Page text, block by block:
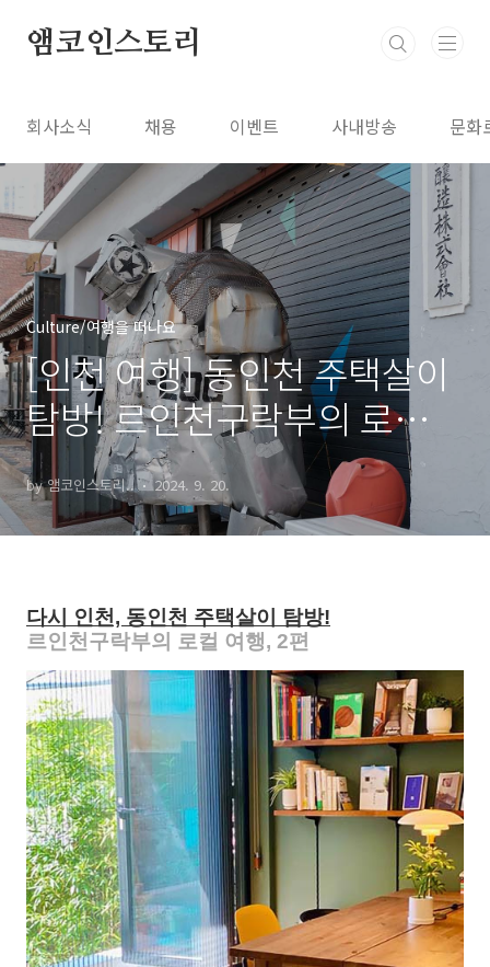
앰코인스토리
회사소식 채용 이벤트 사내방송 문화
Culture/여행을 떠나요
[인천 여행] 동인천 주택살이
탐방! 르인천구락부의 로컬
여행, 2편
by 앰코인스토리.. 2024. 9. 20.
다시 인천, 동인천 주택살이 탐방!
르인천구락부의 로컬 여행, 2편